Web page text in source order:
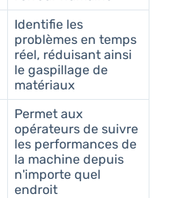
Identifie les
problèmes en temps
réel, réduisant ainsi
le gaspillage de
matériaux
Permet aux
opérateurs de suivre
les performances de
la machine depuis
n'importe quel
endroit